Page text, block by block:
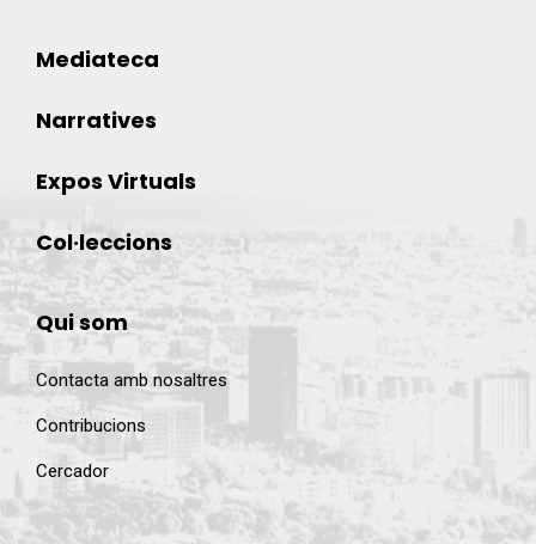
Mediateca
Narratives
Expos Virtuals
Col·leccions
Qui som
Contacta amb nosaltres
Contribucions
Cercador